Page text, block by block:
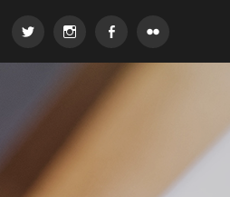
Twitter InstagramFacebook